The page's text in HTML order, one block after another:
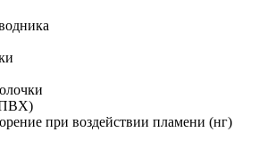
при воздействии пламени (нг)